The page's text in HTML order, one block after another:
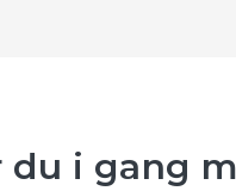
du i gang